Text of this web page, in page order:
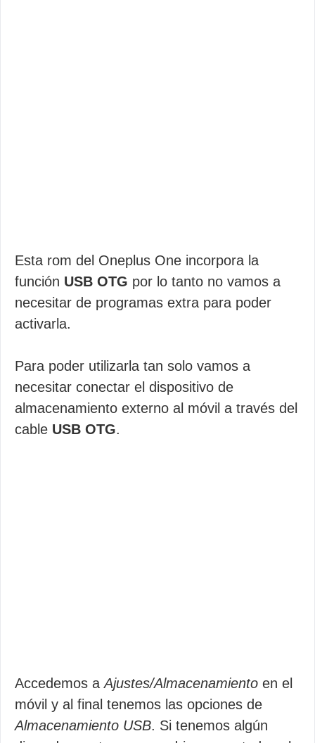
Esta rom del Oneplus One incorpora la
función USB OTG por lo tanto no vamos a
necesitar de programas extra para poder
activarla.
Para poder utilizarla tan solo vamos a
necesitar conectar el dispositivo de
almacenamiento externo al móvil a través del
cable USB OTG.
Accedemos aAjustes/Almacenamiento en el
móvil y al final tenemos las opciones de
Almacenamiento USB. Si tenemos algún